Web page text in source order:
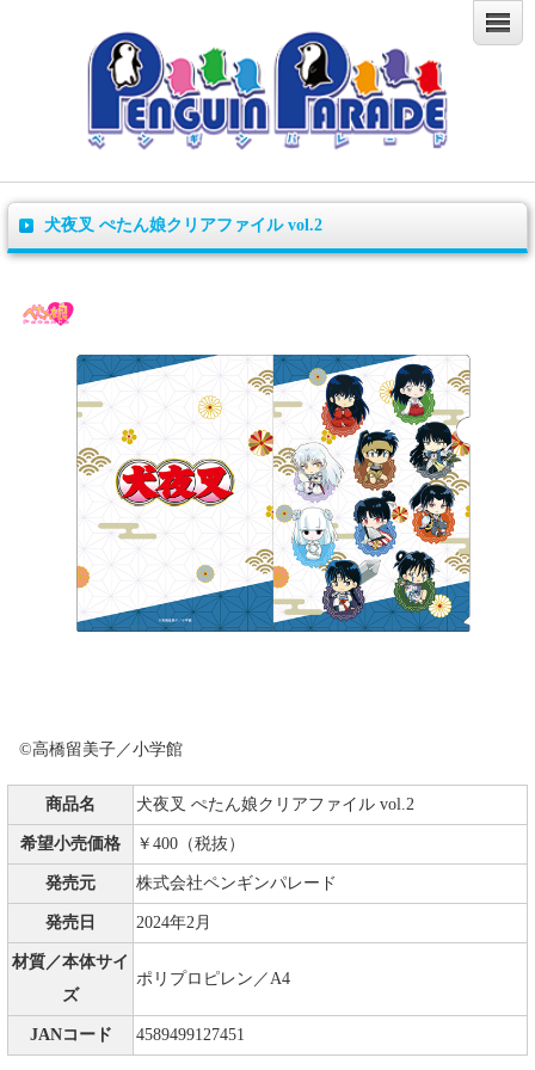
犬夜叉 ぺたん娘クリアファイル vol.2
©高橋留美子／小学館
商品名 犬夜叉 ぺたん娘クリアファイル vol.2
希望小売価格 ￥400（税抜）
発売元 株式会社ペンギンパレード
発売日 2024年2月
材質／本体サイ
ズ
ポリプロピレン／A4
JANコード 4589499127451